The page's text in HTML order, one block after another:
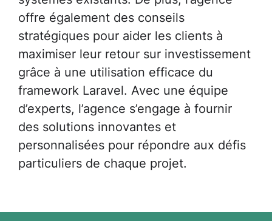
offre également des conseils
stratégiques pour aider les clients à
maximiser leur retour sur investissement
grâce à une utilisation efficace du
framework Laravel. Avec une équipe
d’experts, l’agence s’engage à fournir
des solutions innovantes et
personnalisées pour répondre aux défis
particuliers de chaque projet.